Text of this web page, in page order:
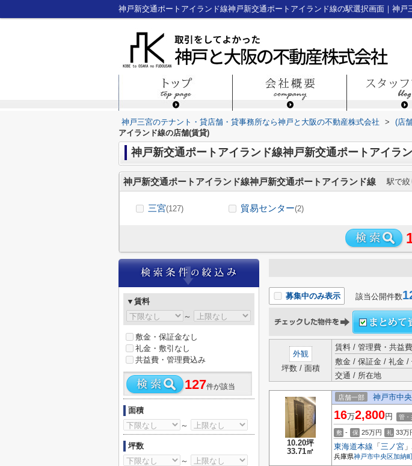
神戸三宮のテナント・貸店舗・貸事務所なら神戸と大阪の不動産株式会社 > (店
アイランド線の店舗(賃貸)
神戸新交通ポートアイランド線神戸新交通ポートアイラ
神戸新交通ポートアイランド線神戸新交通ポートアイランド線 駅で絞
三宮(127) 貿易センター(2)
募集中のみ表示 該当公開件数
外観
坪数 / 面積
賃料 / 管理費・共益
敷金 / 保証金 / 礼金 /
交通 / 所在地
10.20坪
33.71㎡
店舗一部 神戸市中
16万2,800円 管・
敷 - 保 25万円 礼 33万
東海道本線 「 三ノ宮
兵庫県神戸市中央区加納町
▼賃料
～
敷金・保証金なし
礼金・敷引なし
共益費・管理費込み
127件が該当
面積
～
坪数
～